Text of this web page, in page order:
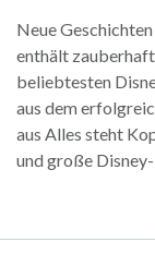
Neue
enthält
beliebtesten
aus dem
aus Alles steht
und große